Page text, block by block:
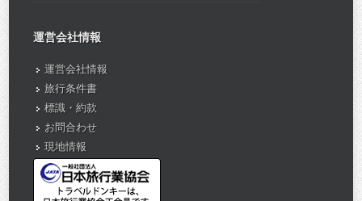
運営会社情報
運営会社情報
旅行条件書
標識・約款
お問合わせ
現地情報